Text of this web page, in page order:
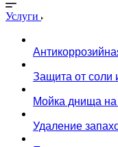
Услуги
Защита от соли
Мойка днища
Удаление